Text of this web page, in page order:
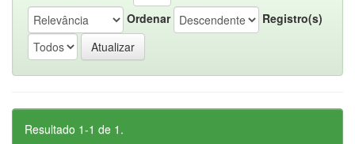
Ordenar
Registro(s)
Resultado 1-1 de 1.